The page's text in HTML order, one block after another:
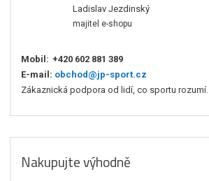
Ladislav Jezdinský
majitel e-shopu
Mobil: +420 602 881 389
E-mail: obchod@jp-sport.cz
Zákaznická podpora od lidí, co sportu rozumí.
Nakupujte výhodně